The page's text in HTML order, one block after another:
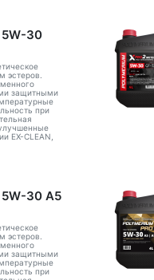
5W-30
эстеров.
защитными
при
EX-CLEAN,
5W-30 А5
эстеров.
защитными
при